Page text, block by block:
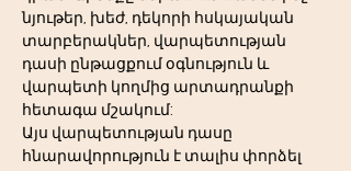
նյութեր, խեժ, դեկորի հսկայական
տարբերակներ, վարպետության
դասի ընթացքում օգնություն և
վարպետի կողմից արտադրանքի
հետագա մշակում:
Այս վարպետության դասը
հնարավորություն է տալիս փորձել